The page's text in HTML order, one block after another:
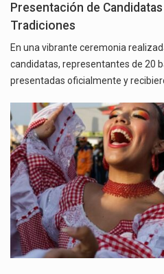
Presentación de
Tradiciones
En una vibrante ceremonia
candidatas, representantes de 20
presentadas oficialmente y